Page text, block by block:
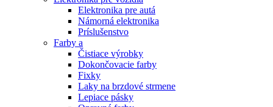
Elektronika pre autá
Námorná elektronika
Príslušenstvo
Farby a
Čistiace výrobky
Dokončovacie farby
Fixky
Laky na brzdové strmene
Lepiace pásky